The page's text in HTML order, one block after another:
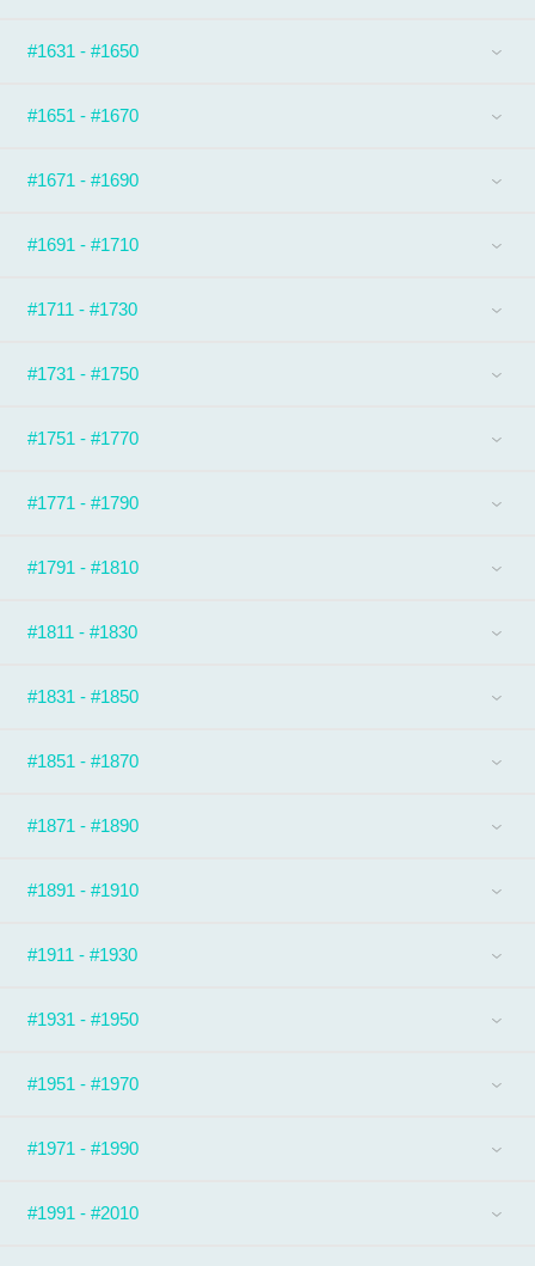
#1631 - #1650
#1651 - #1670
#1671 - #1690
#1691 - #1710
#1711 - #1730
#1731 - #1750
#1751 - #1770
#1771 - #1790
#1791 - #1810
#1811 - #1830
#1831 - #1850
#1851 - #1870
#1871 - #1890
#1891 - #1910
#1911 - #1930
#1931 - #1950
#1951 - #1970
#1971 - #1990
#1991 - #2010